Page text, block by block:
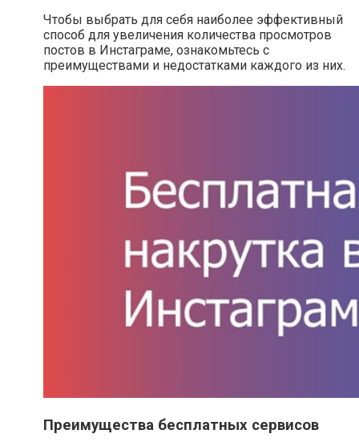
Чтобы выбрать для себя наиболее эффективный
способ для увеличения количества просмотров
постов в Инстаграме, ознакомьтесь с
преимуществами и недостатками каждого из них.
Преимущества бесплатных сервисов